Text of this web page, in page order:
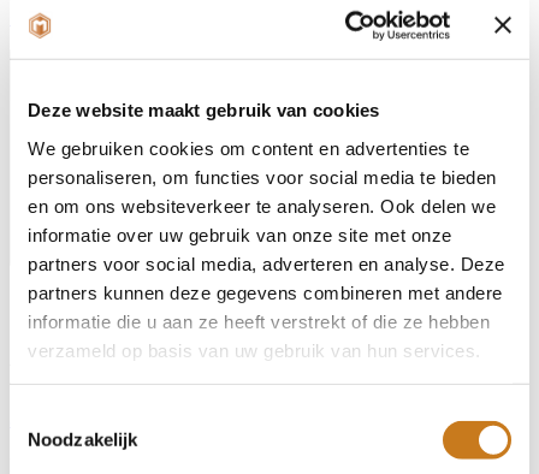
Deze website maakt gebruik van cookies
We gebruiken cookies om content en advertenties te
personaliseren, om functies voor social media te bieden
en om ons websiteverkeer te analyseren. Ook delen we
informatie over uw gebruik van onze site met onze
partners voor social media, adverteren en analyse. Deze
partners kunnen deze gegevens combineren met andere
informatie die u aan ze heeft verstrekt of die ze hebben
verzameld op basis van uw gebruik van hun services.
Noodzakelijk
+31(0)6 1111 6463
Afspraak maken Contact opnemen
Gerelateerde advertenties